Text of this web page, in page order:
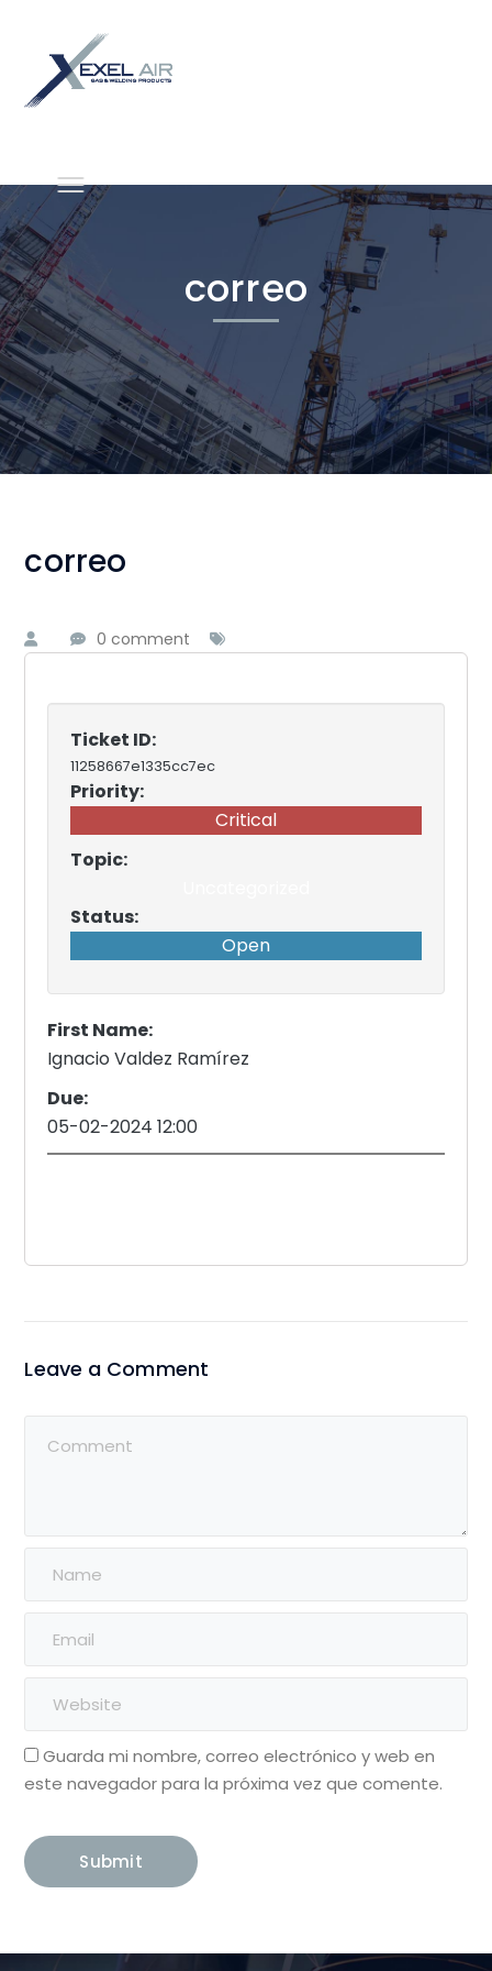
correo
correo
0 comment
Ticket ID:
11258667e1335cc7ec
Priority:
Critical
Topic:
Status:
Open
First Name:
Ignacio Valdez Ramírez
Due:
05-02-2024 12:00
Leave a Comment
Guarda mi nombre, correo electrónico y web en
este navegador para la próxima vez que comente.